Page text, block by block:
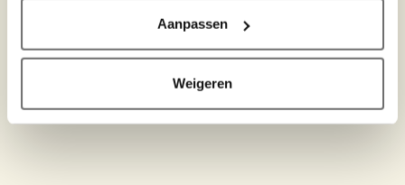
Aanpassen
Weigeren